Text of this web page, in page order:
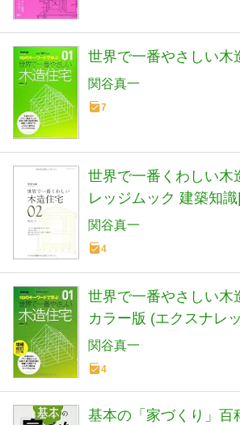
世界で一番やさしい木
関谷真一
7
世界で一番くわしい木
レッジムック 建築知
しい 2)
関谷真一
4
世界で一番やさしい木
カラー版 (エクスナレ
一番やさしい建築シリ
関谷真一
4
基本の「家づくり」